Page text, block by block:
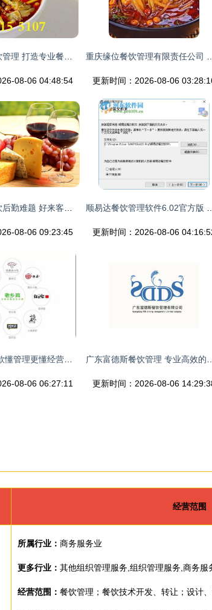
08-06 04:48:54 更新时间：2026-08-06
08-06 09:23:45 更新时间：2026-08-06
08-06 06:27:11 更新时间：2026-08-06
经营范围
所属行业： 商务服务业
更多行业： 其他组织管理服务,组织管理服务,商务服
经营范围： 餐饮管理；餐饮技术开发、转让；设计